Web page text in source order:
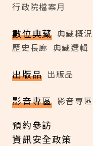
行政院檔案月
數位典藏 典藏概況
歷史長廊 典藏選輯
出版品 出版品
影音專區 影音專區
預約參訪
資訊安全政策